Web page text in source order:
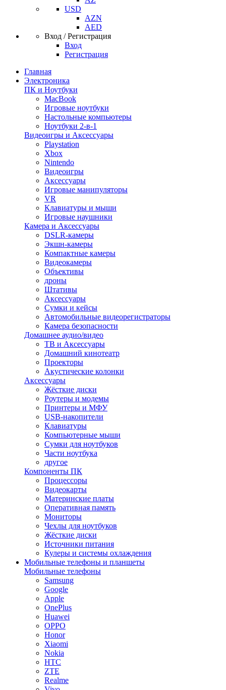
USD
AZN
AED
Вход / Регистрация
Вход
Регистрация
Главная
Электроника
ПК и Ноутбуки
MacBook
Игровые ноутбуки
Настольные компьютеры
Ноутбуки 2-в-1
Видеоигры и Аксессуары
Playstation
Xbox
Nintendo
Видеоигры
Аксессуары
Игровые манипуляторы
VR
Клавиатуры и мыши
Игровые наушники
Камера и Аксессуары
DSLR-камеры
Экшн-камеры
Компактные камеры
Видеокамеры
Объективы
дроны
Штативы
Аксессуары
Сумки и кейсы
Автомобильные видеорегистраторы
Камера безопасности
Домашнее аудио/видео
ТВ и Аксессуары
Домашний кинотеатр
Проекторы
Акустические колонки
Аксессуары
Жёсткие диски
Роутеры и модемы
Принтеры и МФУ
USB-накопители
Клавиатуры
Компьютерные мыши
Сумки для ноутбуков
Части ноутбука
другое
Компоненты ПК
Процессоры
Видеокарты
Материнские платы
Оперативная память
Мониторы
Чехлы для ноутбуков
Жёсткие диски
Источники питания
Кулеры и системы охлаждения
Мобильные телефоны и планшеты
Мобильные телефоны
Samsung
Google
Apple
OnePlus
Huawei
OPPO
Honor
Xiaomi
Nokia
HTC
ZTE
Realme